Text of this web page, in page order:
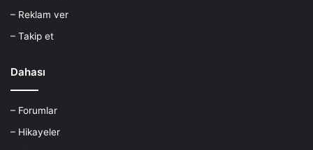
– Reklam ver
– Takip et
Dahası
– Forumlar
– Hikayeler